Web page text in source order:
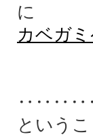
に
カベガ
という